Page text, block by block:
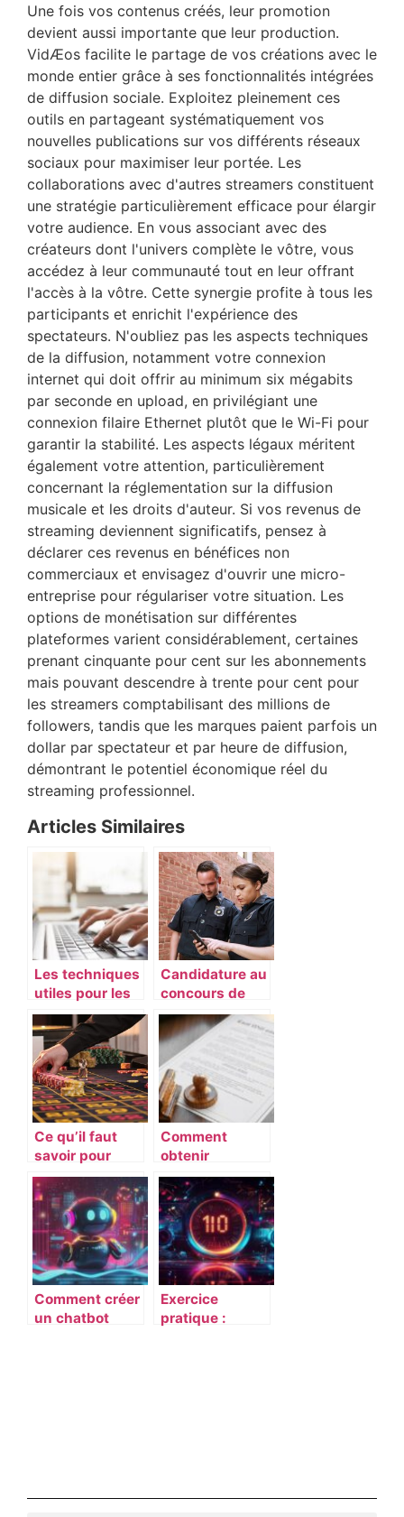
Une fois vos contenus créés, leur promotion
devient aussi importante que leur production.
VidÆos facilite le partage de vos créations avec le
monde entier grâce à ses fonctionnalités intégrées
de diffusion sociale. Exploitez pleinement ces
outils en partageant systématiquement vos
nouvelles publications sur vos différents réseaux
sociaux pour maximiser leur portée. Les
collaborations avec d'autres streamers constituent
une stratégie particulièrement efficace pour élargir
votre audience. En vous associant avec des
créateurs dont l'univers complète le vôtre, vous
accédez à leur communauté tout en leur offrant
l'accès à la vôtre. Cette synergie profite à tous les
participants et enrichit l'expérience des
spectateurs. N'oubliez pas les aspects techniques
de la diffusion, notamment votre connexion
internet qui doit offrir au minimum six mégabits
par seconde en upload, en privilégiant une
connexion filaire Ethernet plutôt que le Wi-Fi pour
garantir la stabilité. Les aspects légaux méritent
également votre attention, particulièrement
concernant la réglementation sur la diffusion
musicale et les droits d'auteur. Si vos revenus de
streaming deviennent significatifs, pensez à
déclarer ces revenus en bénéfices non
commerciaux et envisagez d'ouvrir une micro-
entreprise pour régulariser votre situation. Les
options de monétisation sur différentes
plateformes varient considérablement, certaines
prenant cinquante pour cent sur les abonnements
mais pouvant descendre à trente pour cent pour
les streamers comptabilisant des millions de
followers, tandis que les marques paient parfois un
dollar par spectateur et par heure de diffusion,
démontrant le potentiel économique réel du
streaming professionnel.
Articles Similaires
Les techniques
utiles pour les
majuscules
avec accents
Candidature au
concours de
gardien de la
paix : comment
faire ?
Ce qu’il faut
savoir pour
devenir
croupier
Comment
obtenir
l’attestation
ACACED chat
en ligne pour
développer
votre carrière
féline
Comment créer
un chatbot
Exercice
pratique :